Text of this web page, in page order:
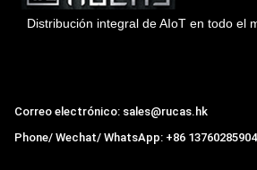
Distribución integral de AIoT en todo el
Correo electrónico: sales@rucas.hk
Phone/ Wechat/ WhatsApp: +86 13760285904